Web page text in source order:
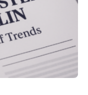
Jahren eine
nur ein Drittel hat